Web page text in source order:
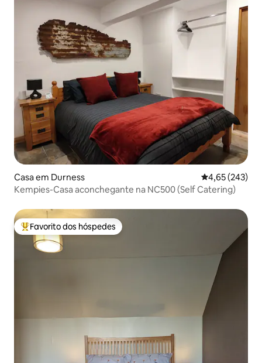
Casa em Durness Classificação
4,65 (243)
Kempies-Casa aconchegante na NC500 (Self Catering)
Favoritos dos hóspedes mais apreciados
Favorito dos hóspedes